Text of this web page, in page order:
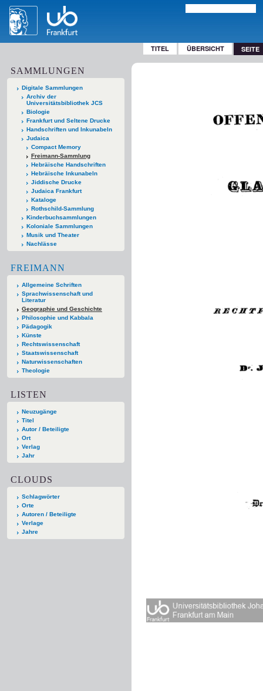
TITEL ÜBERSICHT SEITE
SAMMLUNGEN
Digitale Sammlungen
Archiv der
Universitätsbibliothek JCS
Biologie
Frankfurt und Seltene Drucke
Handschriften und Inkunabeln
Judaica
Compact Memory
Freimann-Sammlung
Hebräische Handschriften
Hebräische Inkunabeln
Jiddische Drucke
Judaica Frankfurt
Kataloge
Rothschild-Sammlung
Kinderbuchsammlungen
Koloniale Sammlungen
Musik und Theater
Nachlässe
FREIMANN
Allgemeine Schriften
Sprachwissenschaft und
Literatur
Geographie und Geschichte
Philosophie und Kabbala
Pädagogik
Künste
Rechtswissenschaft
Staatswissenschaft
Naturwissenschaften
Theologie
LISTEN
Neuzugänge
Titel
Autor / Beteiligte
Ort
Verlag
Jahr
CLOUDS
Schlagwörter
Orte
Autoren / Beteiligte
Verlage
Jahre